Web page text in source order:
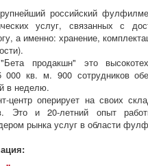
российский
услуг, связанных с
а именно: хранение,
продакшн" это
кв. м. 900 сотрудников
в неделю.
центр оперирует на своих
Это и 20-летний опыт
рынка услуг в области